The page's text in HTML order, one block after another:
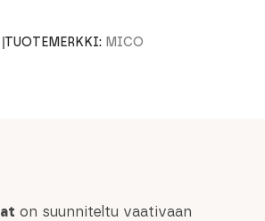
TUOTEMERKKI: MICO
on suunniteltu vaativaan